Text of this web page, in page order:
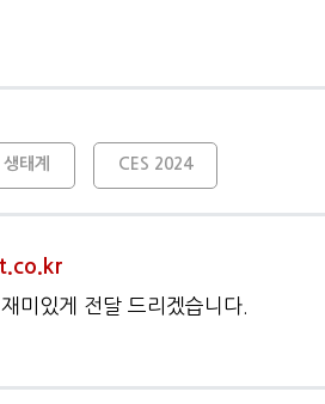
태계 CES 2024
미있게 전달 드리겠습니다.